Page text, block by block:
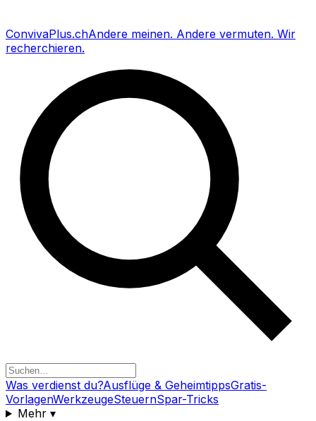
ConvivaPlus.chAndere meinen. Andere vermuten. Wir
recherchieren.
Was verdienst du?Ausflüge & GeheimtippsGratis-
VorlagenWerkzeugeSteuernSpar-Tricks
Mehr▾